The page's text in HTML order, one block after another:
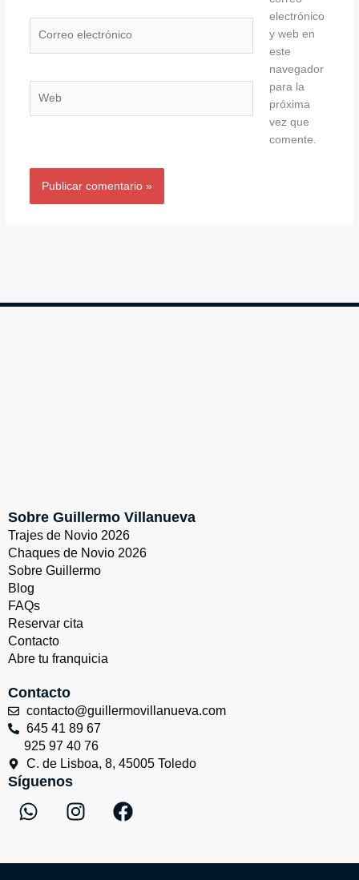
electrónico
y web en
este
navegador
para la
próxima
vez que
comente.
Sobre Guillermo Villanueva
Trajes de Novio 2026
Chaques de Novio 2026
Sobre Guillermo
Blog
FAQs
Reservar cita
Contacto
Abre tu franquicia
Contacto
contacto@guillermovillanueva.com
645 41 89 67
925 97 40 76
C. de Lisboa, 8, 45005 Toledo
Síguenos
W
h
t
I
n
t
F
a
e